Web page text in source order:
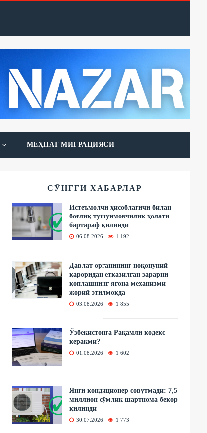
МЕҲНАТ МИГРАЦИЯСИ
СЎНГГИ ХАБАРЛАР
Истеъмолчи ҳисоблагичи билан
боғлиқ тушунмовчилик ҳолати
бартараф қилинди
06.08.2026 1 192
Давлат органининг ноқонуний
қароридан етказилган зарарни
қоплашнинг ягона механизми
жорий этилмоқда
03.08.2026 1 855
Ўзбекистонга Рақамли кодекс
керакми?
01.08.2026 1 602
Янги кондиционер совутмади: 7,5
миллион сўмлик шартнома бекор
қилинди
30.07.2026 1 773